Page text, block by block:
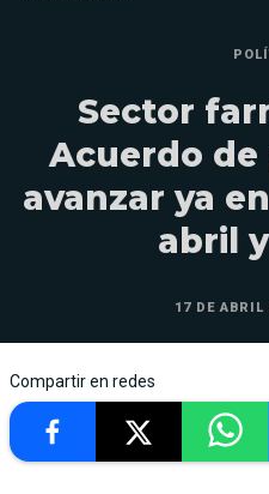
Sector
Acuerdo
avanzar ya
abril
17 DE ABRIL
Compartir en redes